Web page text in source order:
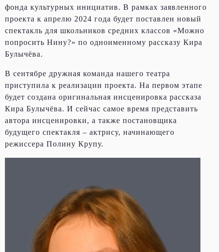
фонда культурных инициатив. В рамках заявленного
проекта к апрелю 2024 года будет поставлен новый
спектакль для школьников средних классов «Можно
попросить Нину?» по одноименному рассказу Кира
Булычёва.
В сентябре дружная команда нашего театра
приступила к реализации проекта. На первом этапе
будет создана оригинальная инсценировка рассказа
Кира Булычёва. И сейчас самое время представить
автора инсценировки, а также постановщика
будущего спектакля – актрису, начинающего
режиссера Полину Крупу.